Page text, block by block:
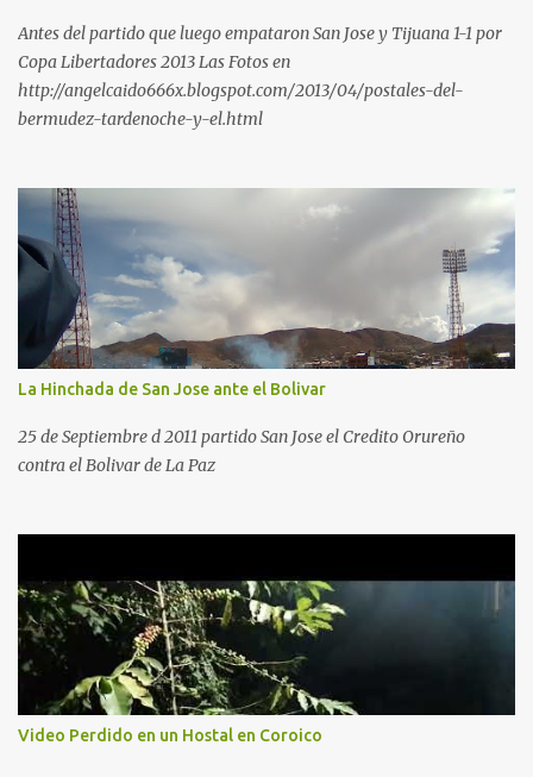
Antes del partido que luego empataron San Jose y Tijuana 1-1 por
Copa Libertadores 2013 Las Fotos en
http://angelcaido666x.blogspot.com/2013/04/postales-del-
bermudez-tardenoche-y-el.html
La Hinchada de San Jose ante el Bolivar
25 de Septiembre d 2011 partido San Jose el Credito Orureño
contra el Bolivar de La Paz
Video Perdido en un Hostal en Coroico